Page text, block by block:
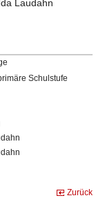
Laudahn
Schulstufe
Zurück